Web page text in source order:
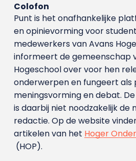
Colofon
Punt is het onafhankelijke
en opinievorming voor
medewerkers van Avans
informeert de gemeenschap
Hogeschool over voor hen
onderwerpen en fungeert als
meningsvorming en debat.
is daarbij niet noodzakelijk de
redactie. Op de website
artikelen van het Hoger
(HOP).